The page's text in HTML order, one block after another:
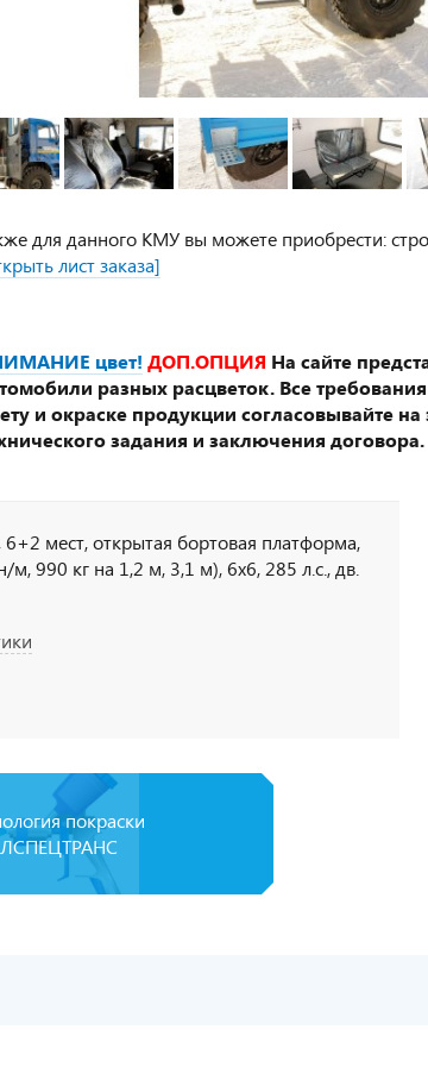
для данного КМУ вы можете приобрести:
лист заказа]
цвет! ДОП.ОПЦИЯ На сайте
разных расцветок. Все
и окраске продукции согласовывайте на
задания и заключения договора.
мест, открытая бортовая платформа,
990 кг на 1,2 м, 3,1 м), 6х6, 285 л.с., дв.
покраски